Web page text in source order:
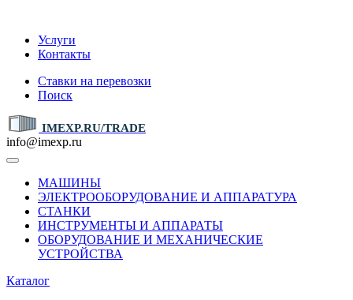
Услуги
Контакты
Ставки на перевозки
Поиск
IMEXP.RU/TRADE
info@imexp.ru
МАШИНЫ
ЭЛЕКТРООБОРУДОВАНИЕ И АППАРАТУРА
СТАНКИ
ИНСТРУМЕНТЫ И АППАРАТЫ
ОБОРУДОВАНИЕ И МЕХАНИЧЕСКИЕ
УСТРОЙСТВА
Каталог